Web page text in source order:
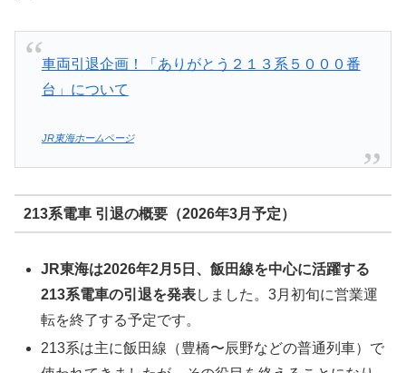
車両引退企画！「ありがとう２１３系５０００番
台」について
JR東海ホームページ
213系電車 引退の概要（2026年3月予定）
JR東海は2026年2月5日、飯田線を中心に活躍する
213系電車の引退を発表しました。3月初旬に営業運
転を終了する予定です。
213系は主に飯田線（豊橋〜辰野などの普通列車）で